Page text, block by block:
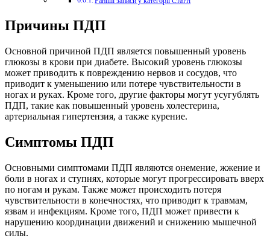
Причины ПДП
Основной причиной ПДП является повышенный уровень
глюкозы в крови при диабете. Высокий уровень глюкозы
может приводить к повреждению нервов и сосудов, что
приводит к уменьшению или потере чувствительности в
ногах и руках. Кроме того, другие факторы могут усугублять
ПДП, такие как повышенный уровень холестерина,
артериальная гипертензия, а также курение.
Симптомы ПДП
Основными симптомами ПДП являются онемение, жжение и
боли в ногах и ступнях, которые могут прогрессировать вверх
по ногам и рукам. Также может происходить потеря
чувствительности в конечностях, что приводит к травмам,
язвам и инфекциям. Кроме того, ПДП может привести к
нарушению координации движений и снижению мышечной
силы.